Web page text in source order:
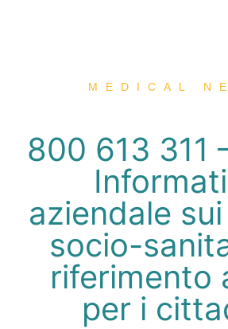
MEDICAL
800 613 311
aziendale
socio-
riferimento
per i